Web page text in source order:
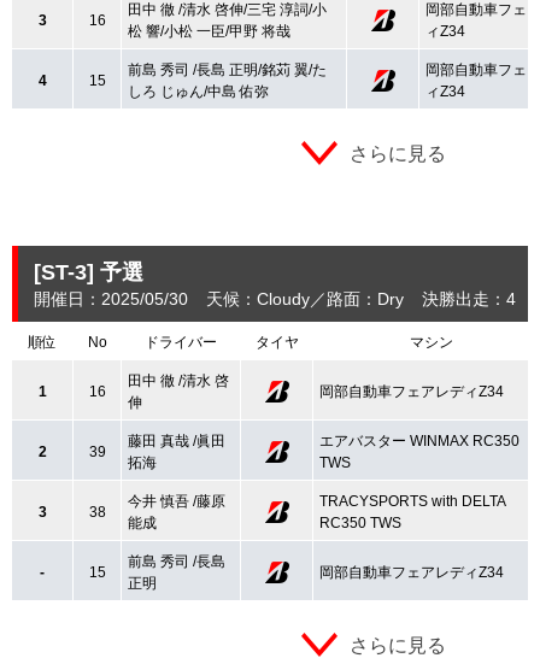
3 16
田中 徹 /清水 啓伸/三宅 淳詞/小
松 響/小松 一臣/甲野 将哉
岡部自動車フェ
ィZ34
4 15
前島 秀司 /長島 正明/銘苅 翼/た
しろ じゅん/中島 佑弥
岡部自動車フェ
ィZ34
さらに見る
[ST-3] 予選
開催日：2025/05/30 天候：Cloudy 路面：Dry 決勝出走：4
順位 No ドライバー タイヤ マシン
1 16
田中 徹 /清水 啓
伸
岡部自動車フェアレディZ34
2 39
藤田 真哉 /眞田
拓海
エアバスター WINMAX RC350
TWS
3 38
今井 慎吾 /藤原
能成
TRACYSPORTS with DELTA
RC350 TWS
- 15
前島 秀司 /長島
正明
岡部自動車フェアレディZ34
さらに見る